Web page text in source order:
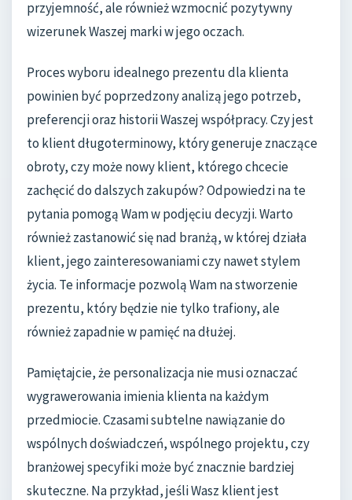
przyjemność, ale również wzmocnić pozytywny
wizerunek Waszej marki w jego oczach.
Proces wyboru idealnego prezentu dla klienta
powinien być poprzedzony analizą jego potrzeb,
preferencji oraz historii Waszej współpracy. Czy jest
to klient długoterminowy, który generuje znaczące
obroty, czy może nowy klient, którego chcecie
zachęcić do dalszych zakupów? Odpowiedzi na te
pytania pomogą Wam w podjęciu decyzji. Warto
również zastanowić się nad branżą, w której działa
klient, jego zainteresowaniami czy nawet stylem
życia. Te informacje pozwolą Wam na stworzenie
prezentu, który będzie nie tylko trafiony, ale
również zapadnie w pamięć na dłużej.
Pamiętajcie, że personalizacja nie musi oznaczać
wygrawerowania imienia klienta na każdym
przedmiocie. Czasami subtelne nawiązanie do
wspólnych doświadczeń, wspólnego projektu, czy
branżowej specyfiki może być znacznie bardziej
skuteczne. Na przykład, jeśli Wasz klient jest